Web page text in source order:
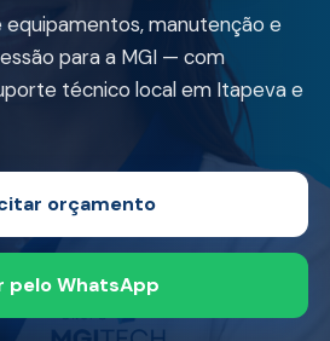
equipamentos, manutenção e
para a MGI — com
técnico local em Itapeva e
orçamento
pelo WhatsApp